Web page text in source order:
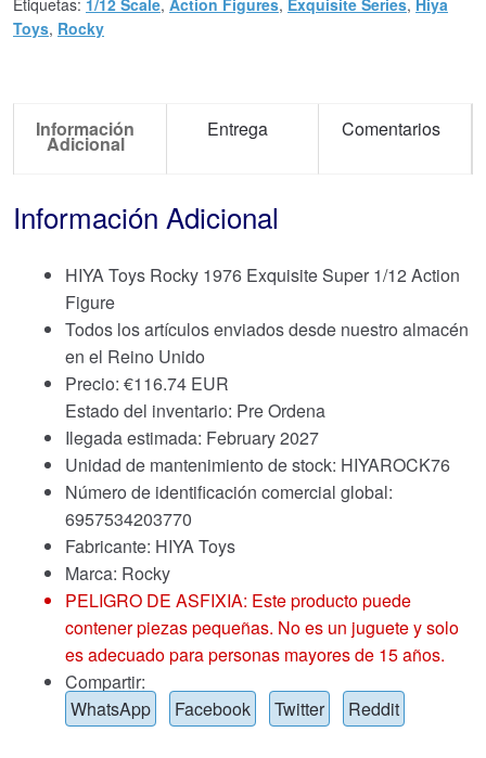
Etiquetas: 1/12 Scale, Action Figures, Exquisite Series, Hiya
Toys, Rocky
Información
Adicional
Entrega Comentarios
Información Adicional
HIYA Toys Rocky 1976 Exquisite Super 1/12 Action
Figure
Todos los artículos enviados desde nuestro almacén
en el Reino Unido
Precio: €116.74 EUR
Estado del inventario: Pre Ordena
Ilegada estimada: February 2027
Unidad de mantenimiento de stock: HIYAROCK76
Número de identificación comercial global:
6957534203770
Fabricante: HIYA Toys
Marca: Rocky
PELIGRO DE ASFIXIA: Este producto puede
contener piezas pequeñas. No es un juguete y solo
es adecuado para personas mayores de 15 años.
Compartir:
WhatsApp
Facebook Twitter Reddit